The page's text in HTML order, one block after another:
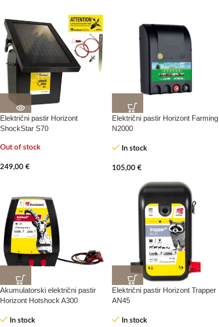
Električni pastir Horizont
ShockStar S70
Out of stock
249,00 €
Električni pastir Horizont Farming
N2000
In stock
105,00 €
Akumulatorski električni pastir
Horizont Hotshock A300
In stock
Električni pastir Horizont Trapper
AN45
In stock